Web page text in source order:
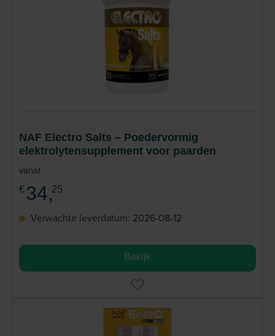
NAF Electro Salts – Poedervormig
elektrolytensupplement voor paarden
vanaf
€ 34,25
Verwachte leverdatum: 2026-08-12
Bekijk